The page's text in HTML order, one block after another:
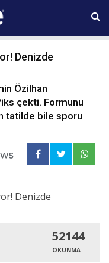
Denizde
Özilhan
çekti. Formunu
tatilde bile sporu
52144
OKUNMA